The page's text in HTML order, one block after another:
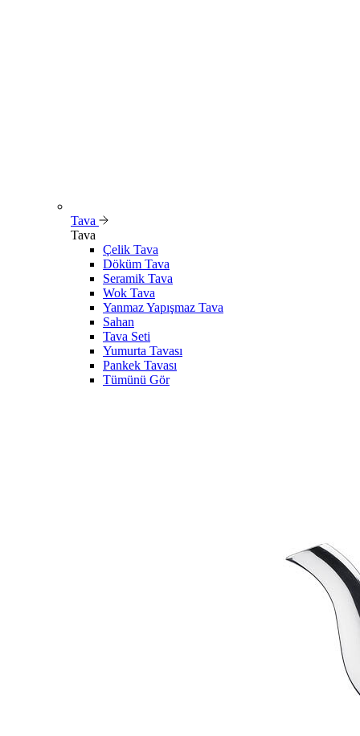
Tava
Tava
Çelik Tava
Döküm Tava
Seramik Tava
Wok Tava
Yanmaz Yapışmaz Tava
Sahan
Tava Seti
Yumurta Tavası
Pankek Tavası
Tümünü Gör